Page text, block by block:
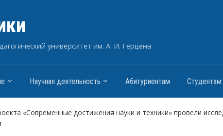
университет им. А. И. Герцена
Научная деятельность Абитуриентам Студентам
«Современные достижения науки и техники» провели